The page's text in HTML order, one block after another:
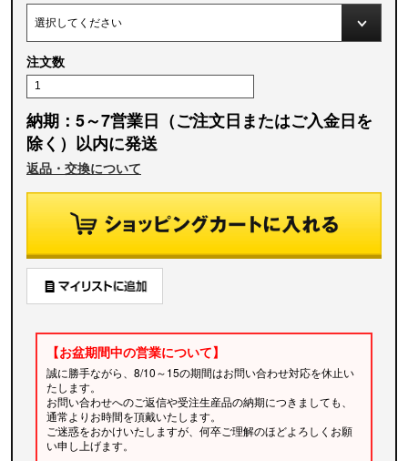
注文数
納期：5～7営業日（ご注文日またはご入金日を
除く）以内に発送
返品・交換について
【お盆期間中の営業について】
誠に勝手ながら、8/10～15の期間はお問い合わせ対応を休止い
たします。
お問い合わせへのご返信や受注生産品の納期につきましても、
通常よりお時間を頂戴いたします。
ご迷惑をおかけいたしますが、何卒ご理解のほどよろしくお願
い申し上げます。